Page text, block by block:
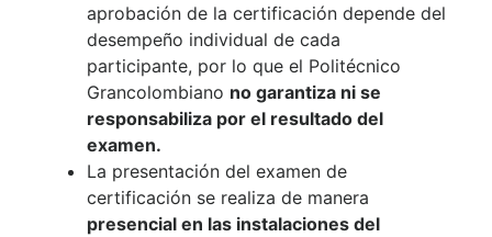
aprobación de la certificación depende del
desempeño individual de cada
participante, por lo que el Politécnico
Grancolombiano no garantiza ni se
responsabiliza por el resultado del
examen.
La presentación del examen de
certificación se realiza de manera
presencial en las instalaciones del